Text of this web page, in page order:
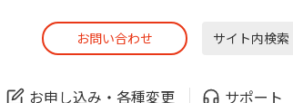
お問い合わせ
お申し込み・ 各種変更 サポート
でんき 固定電話